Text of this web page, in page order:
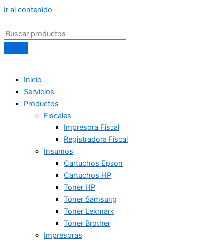
Ir al contenido
Inicio
Servicios
Productos
Fiscales
Impresora Fiscal
Registradora Fiscal
Insumos
Cartuchos Epson
Cartuchos HP
Toner HP
Toner Samsung
Toner Lexmark
Toner Brother
Impresoras